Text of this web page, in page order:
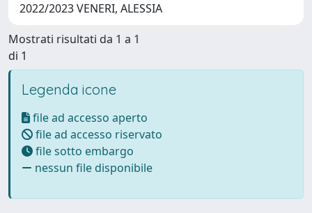
2022/2023 VENERI, ALESSIA
Mostrati risultati da 1 a 1
di 1
Legenda icone
file ad accesso aperto
file ad accesso riservato
file sotto embargo
nessun file disponibile